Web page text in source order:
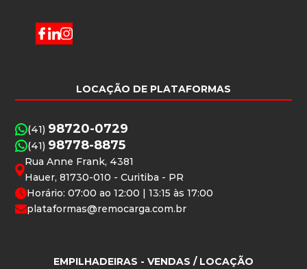
LOCAÇÃO DE PLATAFORMAS
(41) 98720-0729
(41) 98778-8875
Rua Anne Frank, 4381
Hauer, 81730-010 - Curitiba - PR
Horário: 07:00 ao 12:00 | 13:15 às 17:00
plataformas@remocarga.com.br
EMPILHADEIRAS - VENDAS / LOCAÇÃO